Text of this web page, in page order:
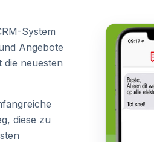
System
Angebote
neuesten
diese zu